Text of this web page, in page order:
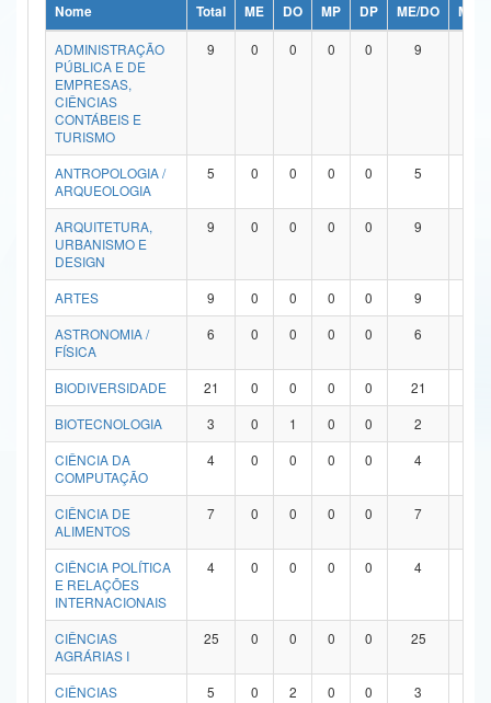
Ministério da Ciência, Tecnologia, Inovações e Comunicações
Ministério do Meio Ambiente
Ministério do Turismo
Ministério do Desenvolvimento Regional
Controladoria-Geral da União
Ministério da Mulher, da Família e dos Direitos Humanos
Secretaria de Governo
Advocacia-Geral da União
Banco Central do Brasil
Nome Total ME DO MP DP ME/DO
MP/
ADMINISTRAÇÃO
PÚBLICA E DE
EMPRESAS,
CIÊNCIAS
CONTÁBEIS E
TURISMO
9 0 0 0 0 9
ANTROPOLOGIA /
ARQUEOLOGIA
5 0 0 0 0 5
ARQUITETURA,
URBANISMO E
DESIGN
9 0 0 0 0 9
ARTES 9 0 0 0 0 9
ASTRONOMIA /
FÍSICA
6 0 0 0 0 6
BIODIVERSIDADE 21 0 0 0 0 21
BIOTECNOLOGIA
3 0 1 0 0 2
CIÊNCIA DA
COMPUTAÇÃO
4 0 0 0 0 4
CIÊNCIA DE
ALIMENTOS
7 0 0 0 0 7
CIÊNCIA POLÍTICA
E RELAÇÕES
INTERNACIONAIS
4 0 0 0 0 4
CIÊNCIAS
AGRÁRIAS I
25 0 0 0 0 25
CIÊNCIAS
5 0 2 0 0 3